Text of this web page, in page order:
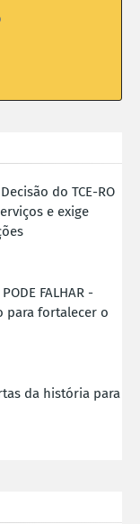
Decisão do TCE-RO
e exige
FALHAR -
para fortalecer o
da história para